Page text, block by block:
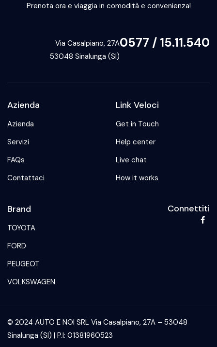
Prenota ora e viaggia in comodità e convenienza!
0577 / 15.11.540
Via Casalpiano, 27A
53048 Sinalunga (SI)
Azienda
Azienda
Servizi
FAQs
Contattaci
Link Veloci
Get in Touch
Help center
Live chat
How it works
Brand
TOYOTA
FORD
PEUGEOT
VOLKSWAGEN
Connettiti
© 2024 AUTO E NOI SRL Via Casalpiano, 27A – 53048
Sinalunga (SI) | P.I: 01381960523